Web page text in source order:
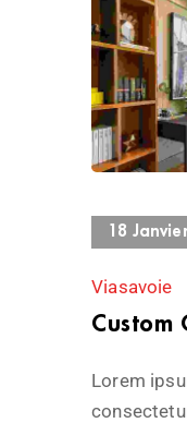
388
18
Viasavoie
Custom
Lorem